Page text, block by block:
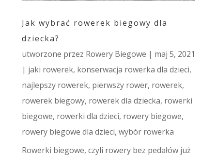
Jak wybrać rowerek biegowy dla
dziecka?
utworzone przez Rowery Biegowe | maj 5, 2021
| jaki rowerek, konserwacja rowerka dla dzieci,
najlepszy rowerek, pierwszy rower, rowerek,
rowerek biegowy, rowerek dla dziecka, rowerki
biegowe, rowerki dla dzieci, rowery biegowe,
rowery biegowe dla dzieci, wybór rowerka
Rowerki biegowe, czyli rowery bez pedałów już